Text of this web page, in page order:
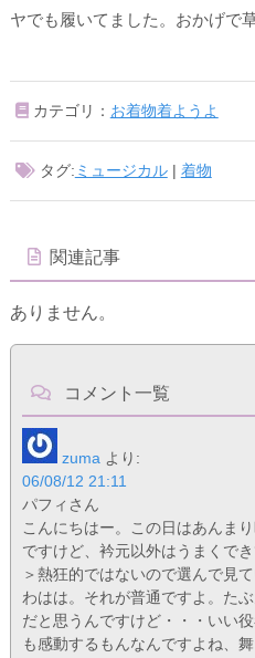
ヤでも履いてました。おかげで
カテゴリ： お着物着ようよ
タグ: ミュージカル| 着物
関連記事
ありません。
コメント一覧
zuma より:
06/08/12 21:11
パフィさん
こんにちはー。この日はあんま
ですけど、衿元以外はうまくでき
＞熱狂的ではないので選んで見て
わはは。それが普通ですよ。た
だと思うんですけど・・・いい
も感動するもんなんですよね、